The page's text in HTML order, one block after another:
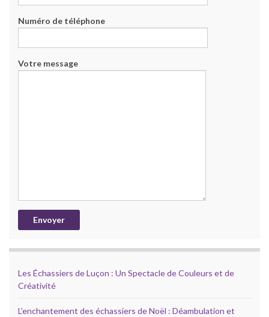
Numéro de téléphone
Votre message
Les Échassiers de Luçon : Un Spectacle de Couleurs et de
Créativité
L’enchantement des échassiers de Noël : Déambulation et